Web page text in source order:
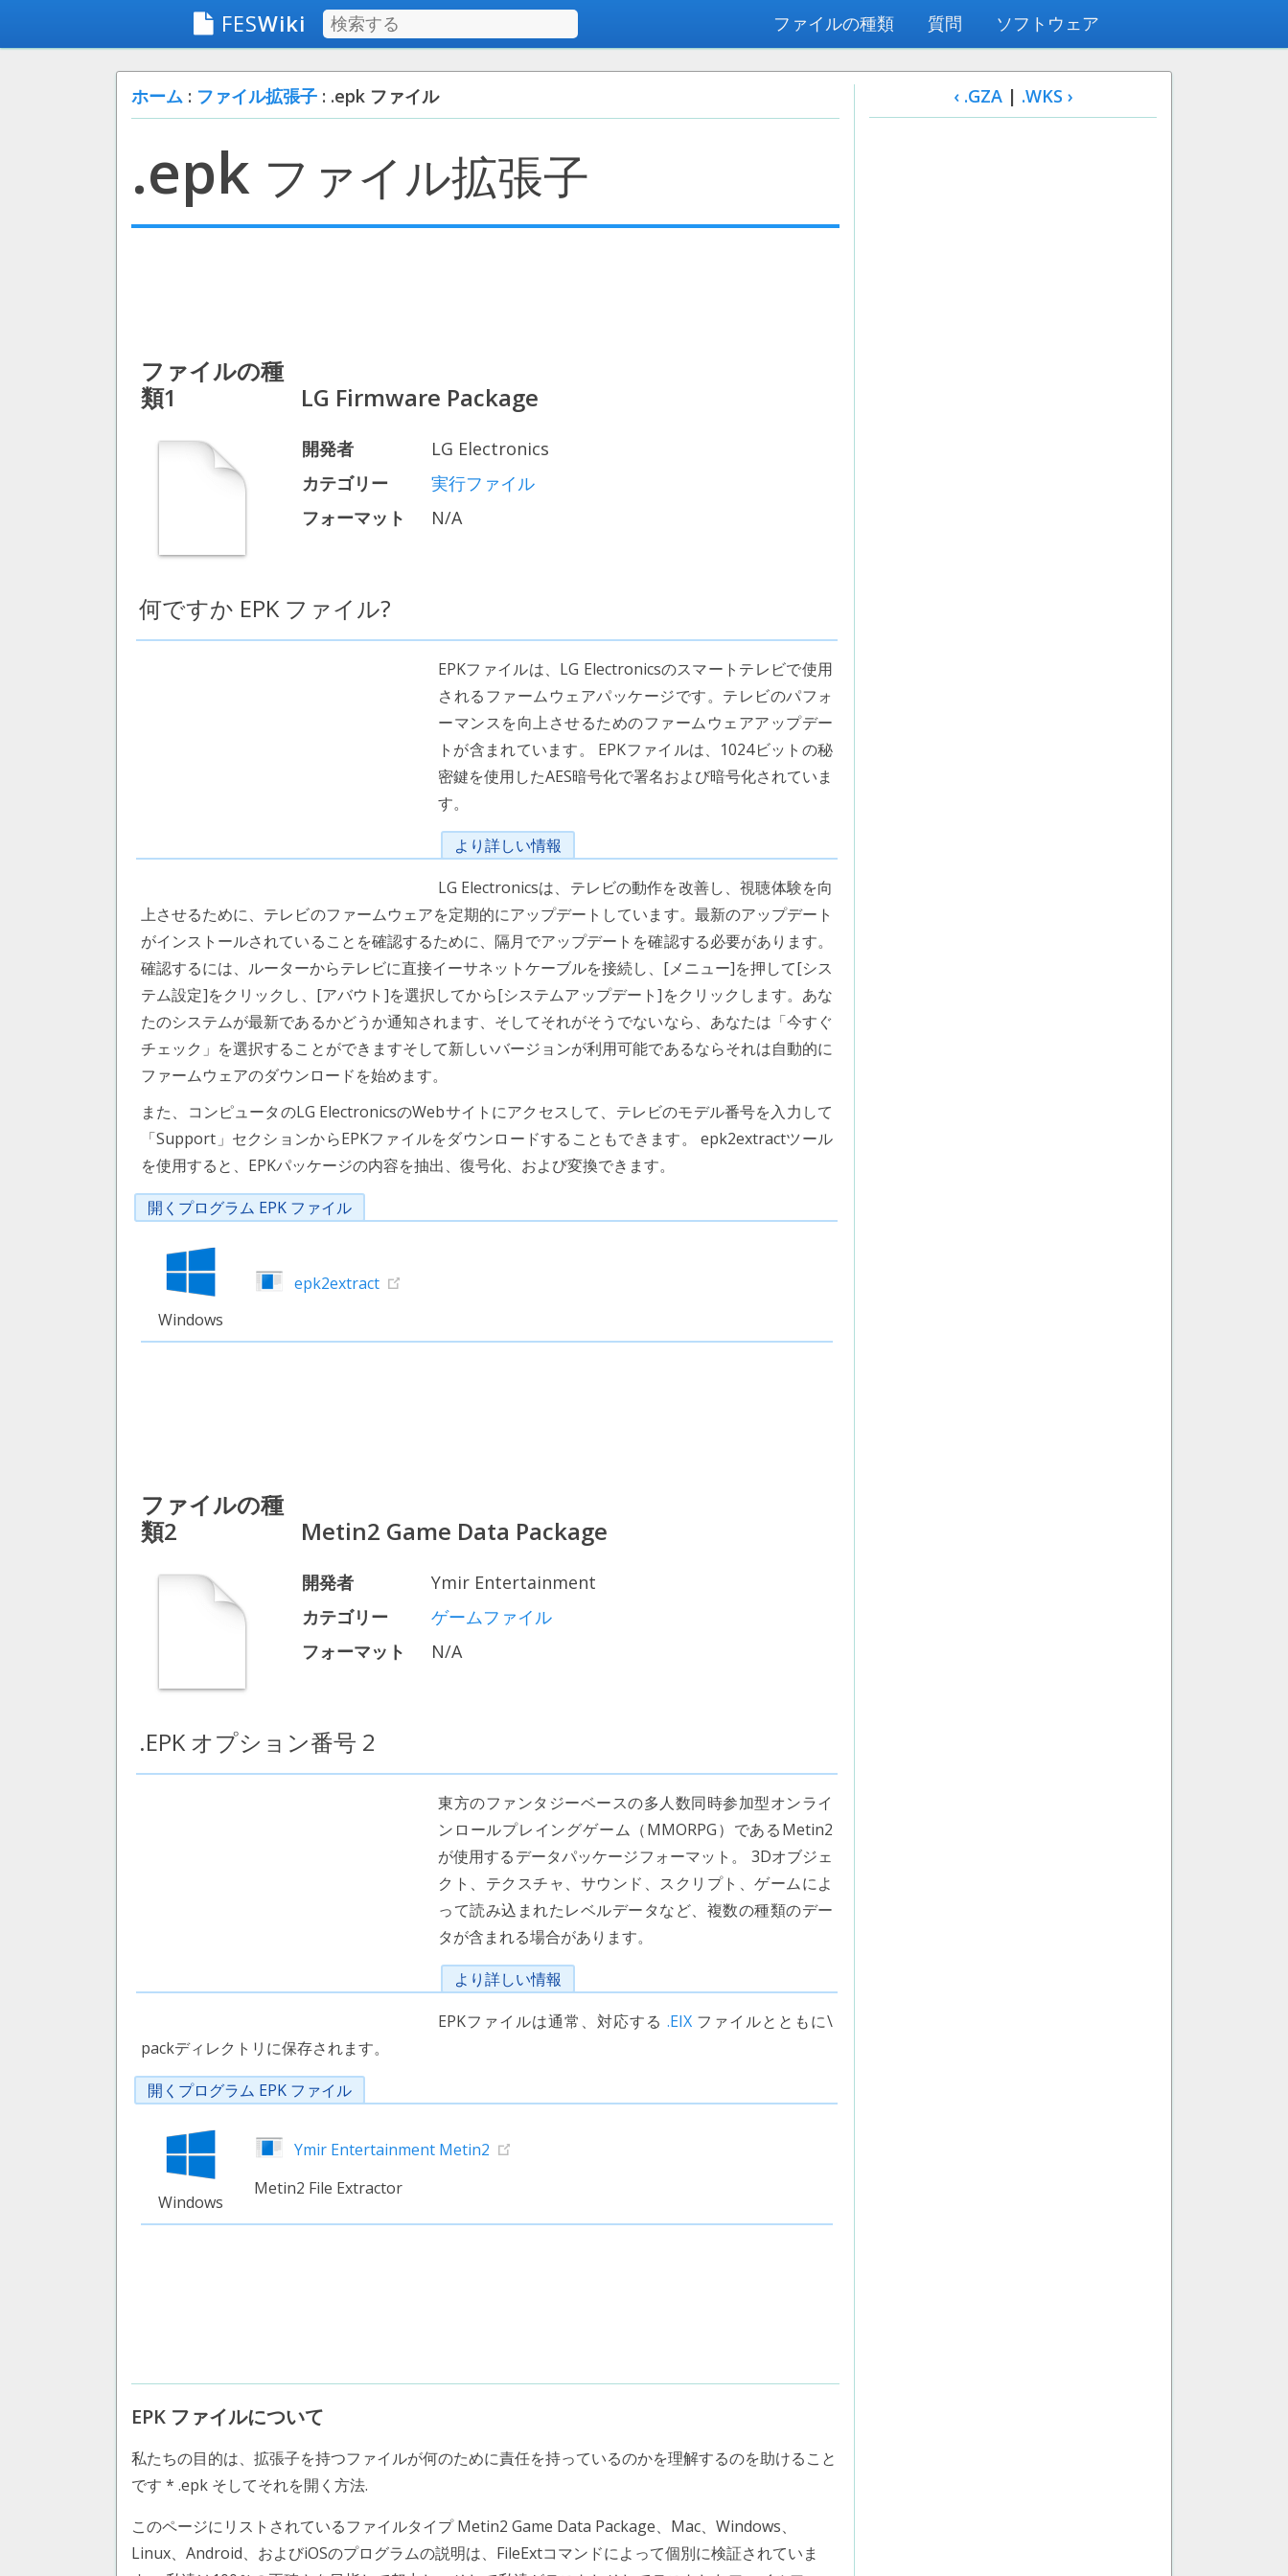
FESWiki ファイルの種類 質問 ソフトウェア
ホーム : ファイル拡張子 : .epk ファイル
.epk ファイル拡張子
ファイルの種
類1
LG Firmware Package
開発者
LG Electronics
カテゴリー
実行ファイル
フォーマット
N/A
何ですか EPK ファイル?
EPKファイルは、LG Electronicsのスマートテレビで使用
されるファームウェアパッケージです。テレビのパフォ
ーマンスを向上させるためのファームウェアアップデー
トが含まれています。 EPKファイルは、1024ビットの秘
密鍵を使用したAES暗号化で署名および暗号化されていま
す。
より詳しい情報
LG Electronicsは、テレビの動作を改善し、視聴体験を向
上させるために、テレビのファームウェアを定期的にアップデートしています。最新のアップデート
がインストールされていることを確認するために、隔月でアップデートを確認する必要があります。
確認するには、ルーターからテレビに直接イーサネットケーブルを接続し、[メニュー]を押して[シス
テム設定]をクリックし、[アバウト]を選択してから[システムアップデート]をクリックします。あな
たのシステムが最新であるかどうか通知されます、そしてそれがそうでないなら、あなたは「今すぐ
チェック」を選択することができますそして新しいバージョンが利用可能であるならそれは自動的に
ファームウェアのダウンロードを始めます。
また、コンピュータのLG ElectronicsのWebサイトにアクセスして、テレビのモデル番号を入力して
「Support」セクションからEPKファイルをダウンロードすることもできます。 epk2extractツール
を使用すると、EPKパッケージの内容を抽出、復号化、および変換できます。
開くプログラム EPK ファイル
Windows
epk2extract
ファイルの種
類2
Metin2 Game Data Package
開発者
Ymir Entertainment
カテゴリー
ゲームファイル
フォーマット
N/A
.EPK オプション番号 2
東方のファンタジーベースの多人数同時参加型オンライ
ンロールプレイングゲーム（MMORPG）であるMetin2
が使用するデータパッケージフォーマット。 3Dオブジェ
クト、テクスチャ、サウンド、スクリプト、ゲームによ
って読み込まれたレベルデータなど、複数の種類のデー
タが含まれる場合があります。
より詳しい情報
EPKファイルは通常、対応する .EIX ファイルとともに\
packディレクトリに保存されます。
開くプログラム EPK ファイル
Windows
Ymir Entertainment Metin2
Metin2 File Extractor
EPK ファイルについて
私たちの目的は、拡張子を持つファイルが何のために責任を持っているのかを理解するのを助けること
です * .epk そしてそれを開く方法.
このページにリストされているファイルタイプ Metin2 Game Data Package、Mac、Windows、
Linux、Android、およびiOSのプログラムの説明は、FileExtコマンドによって個別に検証されていま
‹ .GZA| .WKS ›